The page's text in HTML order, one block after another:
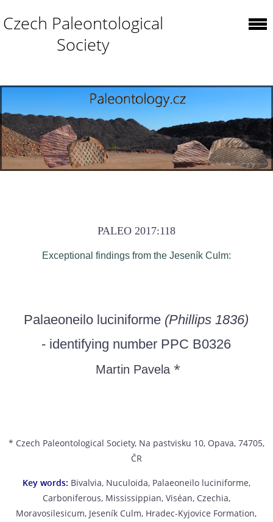
Czech Paleontological
Society
PALEO 2017:118
Exceptional findings from the Jeseník Culm:
Palaeoneilo luciniforme (Phillips 1836)
- identifying number PPC B0326
Martin Pavela *
* Czech Paleontological Society, Na pastvisku 10, Opava, 74705,
ČR
Key words: Bivalvia, Nuculoida, Palaeoneilo luciniforme,
Carboniferous, Mississippian, Viséan, Czechia,
Moravosilesicum, Jeseník Culm, Hradec-Kyjovice Formation,